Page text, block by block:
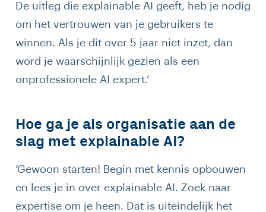
De uitleg die explainable AI geeft, heb je nodig
om het vertrouwen van je gebruikers te
winnen. Als je dit over 5 jaar niet inzet, dan
word je waarschijnlijk gezien als een
onprofessionele AI expert.’
Hoe ga je als organisatie aan de
slag met explainable AI?
‘Gewoon starten! Begin met kennis opbouwen
en lees je in over explainable AI. Zoek naar
expertise om je heen. Dat is uiteindelijk het